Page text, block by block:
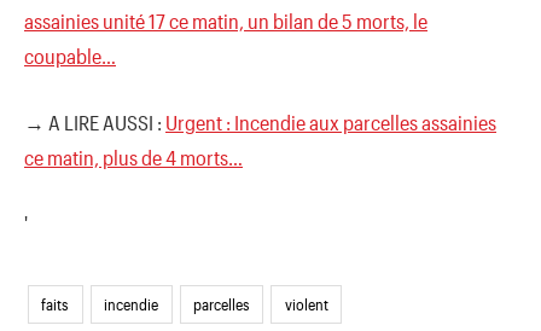
assainies unité 17 ce matin, un bilan de 5 morts, le
coupable…
→ A LIRE AUSSI : Urgent : Incendie aux parcelles assainies
ce matin, plus de 4 morts…
'
faits incendie parcelles violent